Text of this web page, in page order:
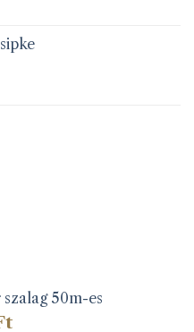
50m-es
Ártartomány: